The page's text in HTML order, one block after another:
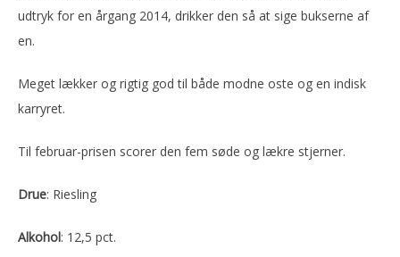
udtryk for en årgang 2014, drikker den så at sige bukserne af
en.
Meget lækker og rigtig god til både modne oste og en indisk
karryret.
Til februar-prisen scorer den fem søde og lækre stjerner.
Drue: Riesling
Alkohol: 12,5 pct.